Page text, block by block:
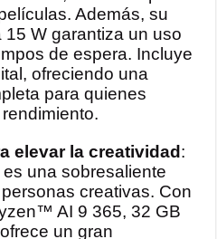
Además, su
W garantiza un uso
de espera. Incluye
ofreciendo una
para quienes
elevar la creatividad :
es una sobresaliente
creativas. Con
AI 9 365, 32 GB
un gran